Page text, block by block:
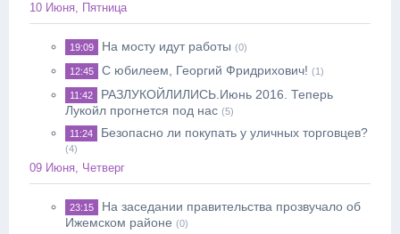
10 Июня, Пятница
19:09 На мосту идут работы (0)
12:45 С юбилеем, Георгий Фридрихович! (1)
11:42
РАЗЛУКОЙЛИЛИСЬ.Июнь 2016. Теперь
Лукойл прогнется под нас (5)
11:24 Безопасно ли покупать у уличных торговцев?
(4)
09 Июня, Четверг
23:15
На заседании правительства прозвучало об
Ижемском районе (0)